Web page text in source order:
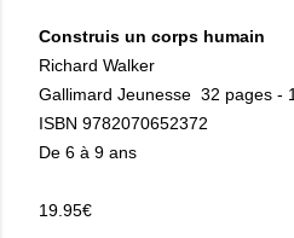
Construis un corps humain
Richard Walker
Gallimard Jeunesse 32 pages -
ISBN 9782070652372
De 6 à 9 ans
19.95€